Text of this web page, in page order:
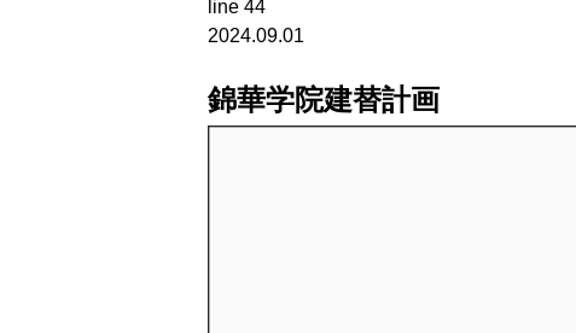
line 44
2024.09.01
錦華学院建替計画